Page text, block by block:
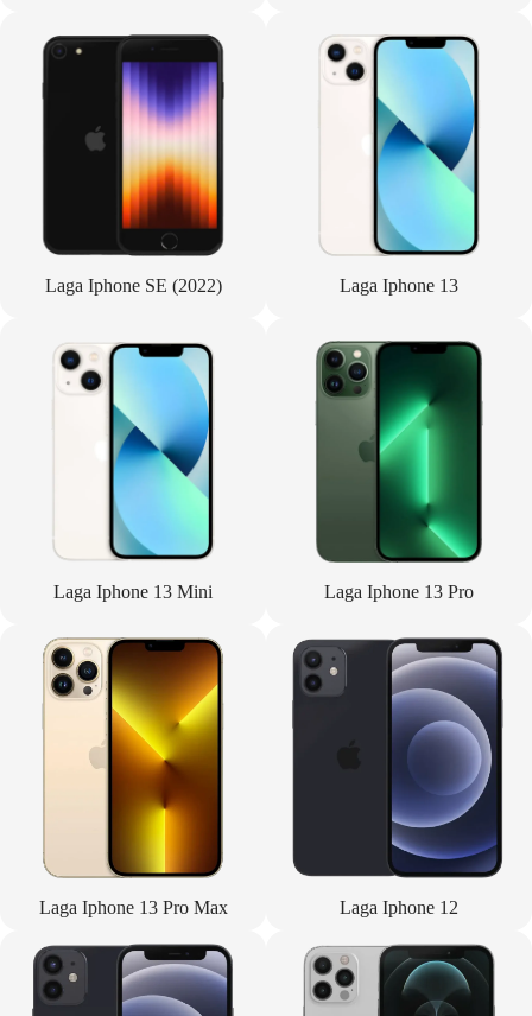
Laga Iphone SE (2022) Laga Iphone 13
Laga Iphone 13 Mini Laga Iphone 13 Pro
Laga Iphone 13 Pro Max Laga Iphone 12